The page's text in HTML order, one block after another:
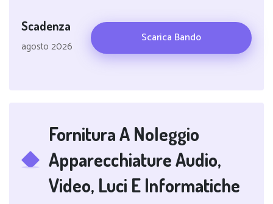
Scadenza
agosto 2026
Scarica Bando
Fornitura A Noleggio
Apparecchiature Audio,
Video, Luci E Informatiche